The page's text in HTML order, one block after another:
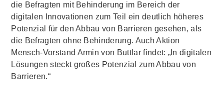
die Befragten mit Behinderung im Bereich der
digitalen Innovationen zum Teil ein deutlich höheres
Potenzial für den Abbau von Barrieren gesehen, als
die Befragten ohne Behinderung. Auch Aktion
Mensch-Vorstand Armin von Buttlar findet: „In digitalen
Lösungen steckt großes Potenzial zum Abbau von
Barrieren.“